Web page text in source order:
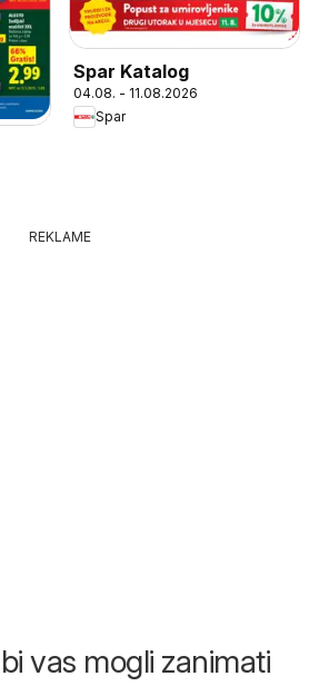
Spar Katalog
04.08. - 11.08.2026
Spar
REKLAME
vas mogli zanimati